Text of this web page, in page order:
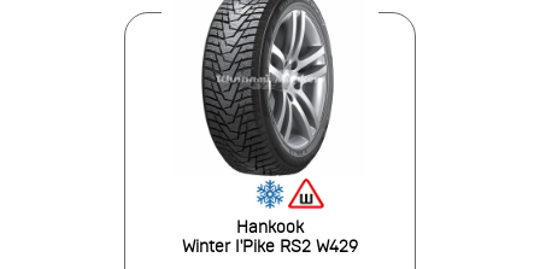
Hankook
Winter I'Pike RS2 W429